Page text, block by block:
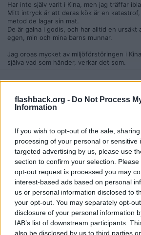
flashback.org - Do Not Process
Information
If you wish to opt-out of the sale,
processing of your personal or sensitive
targeted advertising by us, please use
section to confirm your selection.
opt-out request is processed you may
interest-based ads based on personal
us or personal information disclosed to
your opt-out. You may separately opt-
disclosure of your personal information
IAB’s list of downstream participants.
also be disclosed by us to third parties
Har inte själv varit i Kina, men jag träffar
Mitt intryck är att deras kök är en
metod de lagar sin mat.
De är galna i godis, och har alltid en ursäkt
egen, min och mina barns munnar.
Jag oroas mycket av miljöförstöringen i
själva vad som händer, verkar det som.
Road
Medlem
göra åt detta monstrum inte ens USA
mycket intressant läsning dock sorgligt nog
en del, sjukt att man skall behöva leva
jag tror de enda som kan göra något är
lyckades med MAO, nu är det hög tid för
dessa gossar har blivit för bra för sitt eget
2011-11-13, 10:23
Milkmaster
Medlem